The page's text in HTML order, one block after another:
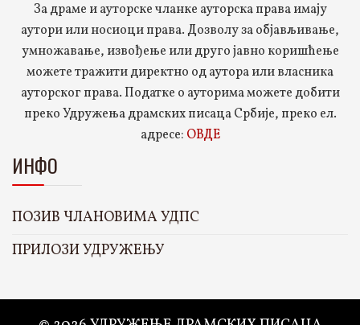
За драме и ауторске чланке ауторска права имају
аутори или носиоци права. Дозволу за објављивање,
умножавање, извођење или друго јавно коришћење
можете тражити директно од аутора или власника
ауторског права. Податке о ауторима можете добити
преко Удружења драмских писаца Србије, преко ел.
адресе: ОВДЕ
ИНФО
ПОЗИВ ЧЛАНОВИМА УДПС
ПРИЛОЗИ УДРУЖЕЊУ